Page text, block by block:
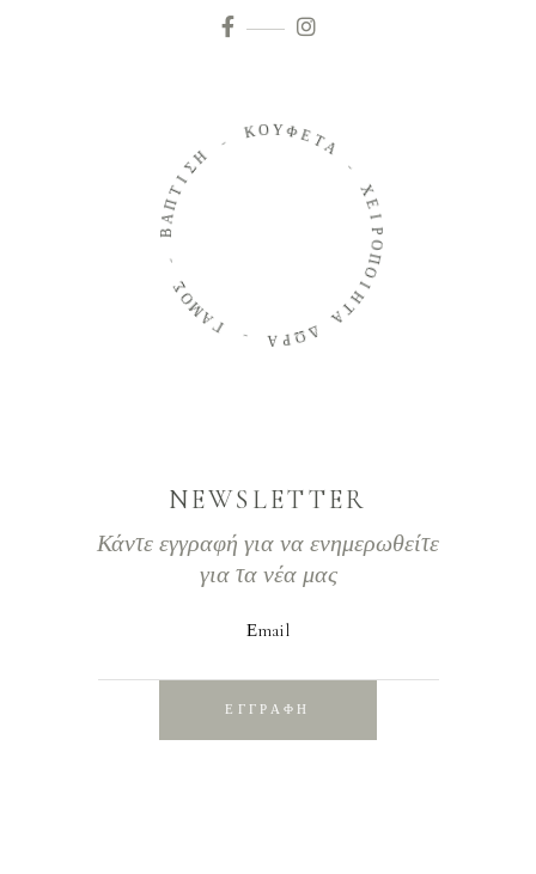
Γ
Α
Μ
Ο
Β
Α
Π
Τ
Ι
Σ
Η
ΚΟΥΦΕΤΑ
Χ
Ε
Ι
Ρ
Ο
Π
Ο
Ι
Η
Τ
Α
Δ
Ω
Ρ
Α
NEWSLETTER
Κάντε εγγραφή για να ενημερωθείτε
για τα νέα μας
Εmail
ΕΓΓΡΑΦΗ